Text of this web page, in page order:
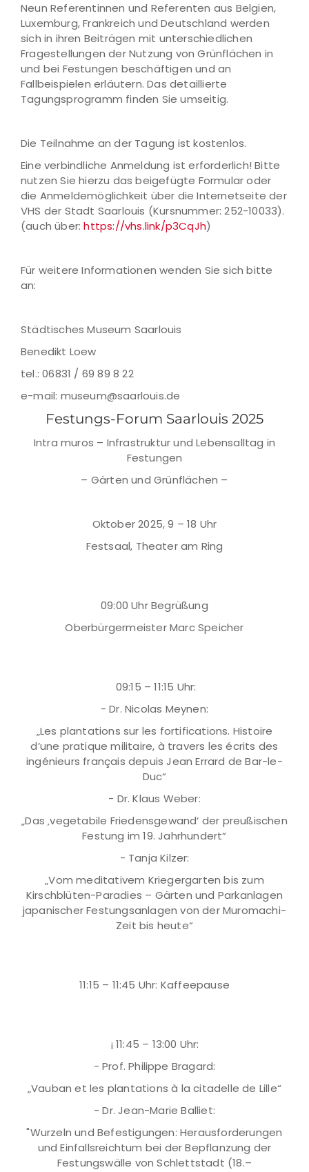
Neun Referentinnen und Referenten aus Belgien,
Luxemburg, Frankreich und Deutschland werden
sich in ihren Beiträgen mit unterschiedlichen
Fragestellungen der Nutzung von Grünflächen in
und bei Festungen beschäftigen und an
Fallbeispielen erläutern. Das detaillierte
Tagungsprogramm finden Sie umseitig.
Die Teilnahme an der Tagung ist kostenlos.
Eine verbindliche Anmeldung ist erforderlich! Bitte
nutzen Sie hierzu das beigefügte Formular oder
die Anmeldemöglichkeit über die Internetseite der
VHS der Stadt Saarlouis (Kursnummer: 252-10033).
(auch über:https://vhs.link/p3CqJh)
Für weitere Informationen wenden Sie sich bitte
an:
Städtisches Museum Saarlouis
Benedikt Loew
tel.: 06831 / 69 89 8 22
e-mail: museum@saarlouis.de
Festungs-Forum Saarlouis 2025
Intra muros – Infrastruktur und Lebensalltag in
Festungen
– Gärten und Grünflächen –
Oktober 2025, 9 – 18 Uhr
Festsaal, Theater am Ring
09:00 Uhr Begrüßung
Oberbürgermeister Marc Speicher
09:15 – 11:15 Uhr:
- Dr. Nicolas Meynen:
„Les plantations sur les fortifications. Histoire
d’une pratique militaire, à travers les écrits des
ingénieurs français depuis Jean Errard de Bar-le-
Duc“
- Dr. Klaus Weber:
„Das ‚vegetabile Friedensgewand‘ der preußischen
Festung im 19. Jahrhundert“
- Tanja Kilzer:
„Vom meditativem Kriegergarten bis zum
Kirschblüten-Paradies – Gärten und Parkanlagen
japanischer Festungsanlagen von der Muromachi-
Zeit bis heute“
11:15 – 11:45 Uhr: Kaffeepause
¡ 11:45 – 13:00 Uhr:
- Prof. Philippe Bragard:
„Vauban et les plantations à la citadelle de Lille“
- Dr. Jean-Marie Balliet:
"Wurzeln und Befestigungen: Herausforderungen
und Einfallsreichtum bei der Bepflanzung der
Festungswälle von Schlettstadt (18.–